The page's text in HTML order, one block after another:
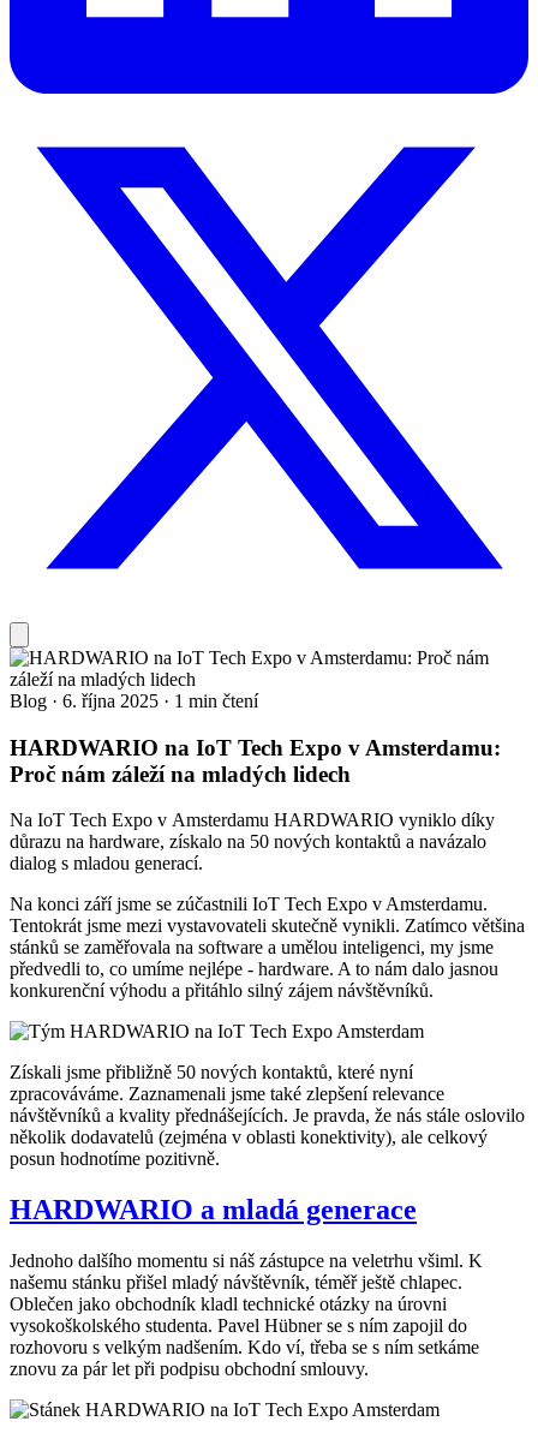
Blog · 6. října 2025 · 1 min čtení
HARDWARIO na IoT Tech Expo v Amsterdamu:
Proč nám záleží na mladých lidech
Na IoT Tech Expo v Amsterdamu HARDWARIO vyniklo díky
důrazu na hardware, získalo na 50 nových kontaktů a navázalo
dialog s mladou generací.
Na konci září jsme se zúčastnili IoT Tech Expo v Amsterdamu.
Tentokrát jsme mezi vystavovateli skutečně vynikli. Zatímco většina
stánků se zaměřovala na software a umělou inteligenci, my jsme
předvedli to, co umíme nejlépe - hardware. A to nám dalo jasnou
konkurenční výhodu a přitáhlo silný zájem návštěvníků.
Získali jsme přibližně 50 nových kontaktů, které nyní
zpracováváme. Zaznamenali jsme také zlepšení relevance
návštěvníků a kvality přednášejících. Je pravda, že nás stále oslovilo
několik dodavatelů (zejména v oblasti konektivity), ale celkový
posun hodnotíme pozitivně.
HARDWARIO a mladá generace
Jednoho dalšího momentu si náš zástupce na veletrhu všiml. K
našemu stánku přišel mladý návštěvník, téměř ještě chlapec.
Oblečen jako obchodník kladl technické otázky na úrovni
vysokoškolského studenta. Pavel Hübner se s ním zapojil do
rozhovoru s velkým nadšením. Kdo ví, třeba se s ním setkáme
znovu za pár let při podpisu obchodní smlouvy.